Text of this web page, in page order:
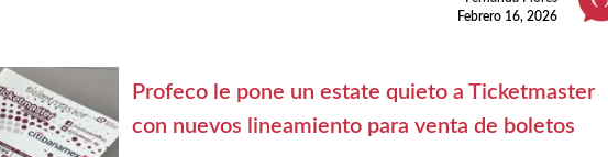
Febrero 16, 2026
Profeco le pone un estate quieto a Ticketmaster
con nuevos lineamiento para venta de boletos